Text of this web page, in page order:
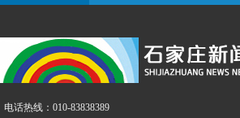
电话热线：010-83838389